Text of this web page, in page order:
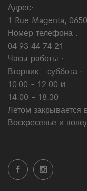
Адрес:
1 Rue Magenta,
Номер телефона :
04 93 44 74 21
Часы работы :
Вторник - суббота :
10.00 - 12.00 и
14.00 - 18.30
Летом закрывается
Воскресенье и